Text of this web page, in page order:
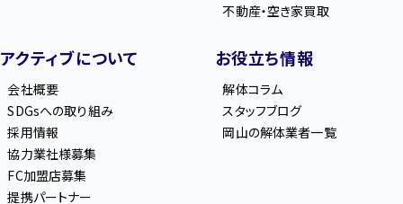
不動産・空き家買取
アクティブについて
会社概要
SDGsへの取り組み
採用情報
協力業社様募集
FC加盟店募集
提携パートナー
お役立ち情報
解体コラム
スタッフブログ
岡山の解体業者一覧